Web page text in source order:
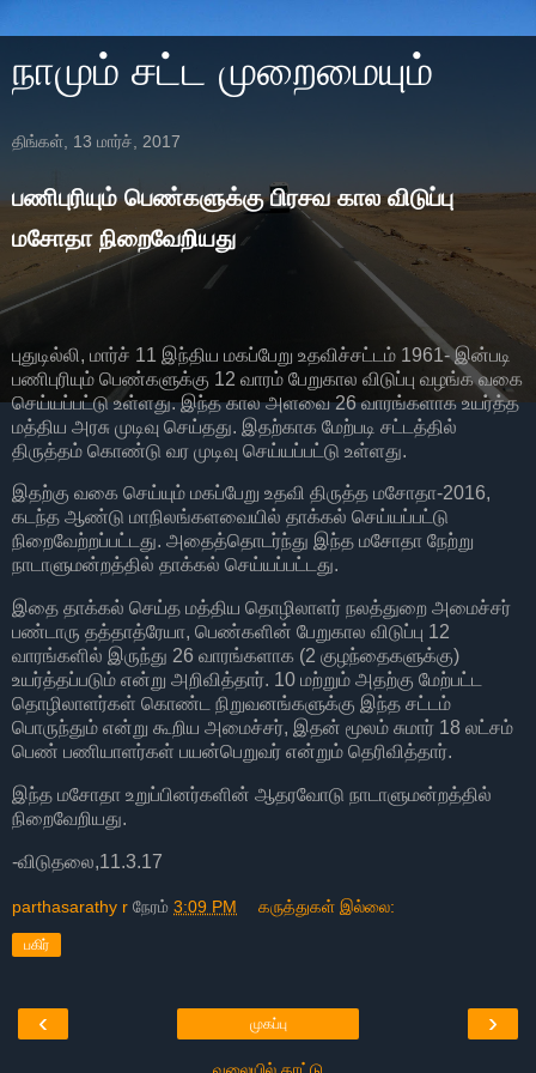
நாமும் சட்ட முறைமையும்
திங்கள், 13 மார்ச், 2017
பணிபுரியும் பெண்களுக்கு பிரசவ கால விடுப்பு
மசோதா நிறைவேறியது
புதுடில்லி, மார்ச் 11 இந்திய மகப்பேறு உதவிச்சட்டம் 1961- இன்படி
பணிபுரியும் பெண்களுக்கு 12 வாரம் பேறுகால விடுப்பு வழங்க வகை
செய்யப்பட்டு உள்ளது. இந்த கால அளவை 26 வாரங்களாக உயர்த்த
மத்திய அரசு முடிவு செய்தது. இதற்காக மேற்படி சட்டத்தில்
திருத்தம் கொண்டு வர முடிவு செய்யப்பட்டு உள்ளது.
இதற்கு வகை செய்யும் மகப்பேறு உதவி திருத்த மசோதா-2016,
கடந்த ஆண்டு மாநிலங்களவையில் தாக்கல் செய்யப்பட்டு
நிறைவேற்றப்பட்டது. அதைத்தொடர்ந்து இந்த மசோதா நேற்று
நாடாளுமன்றத்தில் தாக்கல் செய்யப்பட்டது.
இதை தாக்கல் செய்த மத்திய தொழிலாளர் நலத்துறை அமைச்சர்
பண்டாரு தத்தாத்ரேயா, பெண்களின் பேறுகால விடுப்பு 12
வாரங்களில் இருந்து 26 வாரங்களாக (2 குழந்தைகளுக்கு)
உயர்த்தப்படும் என்று அறிவித்தார். 10 மற்றும் அதற்கு மேற்பட்ட
தொழிலாளர்கள் கொண்ட நிறுவனங்களுக்கு இந்த சட்டம்
பொருந்தும் என்று கூறிய அமைச்சர், இதன் மூலம் சுமார் 18 லட்சம்
பெண் பணியாளர்கள் பயன்பெறுவர் என்றும் தெரிவித்தார்.
இந்த மசோதா உறுப்பினர்களின் ஆதரவோடு நாடாளுமன்றத்தில்
நிறைவேறியது.
-விடுதலை,11.3.17
parthasarathy r நேரம் 3:09 PM கருத்துகள் இல்லை:
பகிர்
‹ ›
முகப்பு
வலையில் காட்டு